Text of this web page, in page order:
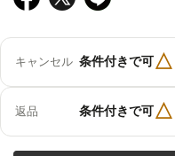
キャンセル 条件付きで可△
返品 条件付きで可△